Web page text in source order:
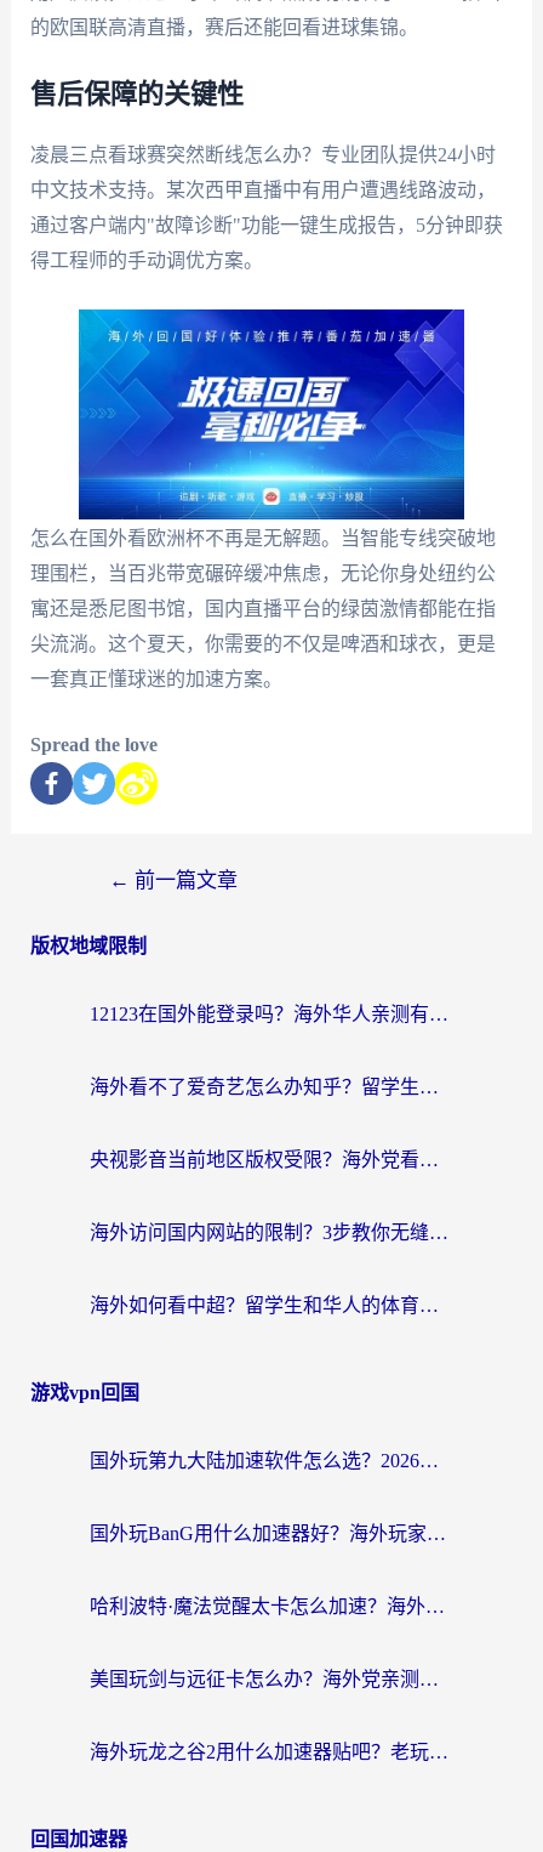
的欧国联高清直播，赛后还能回看进球集锦。
售后保障的关键性
凌晨三点看球赛突然断线怎么办？专业团队提供24小时
中文技术支持。某次西甲直播中有用户遭遇线路波动，
通过客户端内"故障诊断"功能一键生成报告，5分钟即获
得工程师的手动调优方案。
怎么在国外看欧洲杯不再是无解题。当智能专线突破地
理围栏，当百兆带宽碾碎缓冲焦虑，无论你身处纽约公
寓还是悉尼图书馆，国内直播平台的绿茵激情都能在指
尖流淌。这个夏天，你需要的不仅是啤酒和球衣，更是
一套真正懂球迷的加速方案。
Spread the love
← 前一篇文章
版权地域限制
12123在国外能登录吗？海外华人亲测有效的回国加速器选择指南
海外看不了爱奇艺怎么办知乎？留学生亲测有效的回国加速方案
央视影音当前地区版权受限？海外党看国内剧、追电视台的终极解决方案
海外访问国内网站的限制？3步教你无缝解锁国内资源（附实测最优工具）
海外如何看中超？留学生和华人的体育赛事观看终极指南（附欧洲杯奥运会观看技巧）
游戏vpn回国
国外玩第九大陆加速软件怎么选？2026终极指南帮你告别延迟卡顿
国外玩BanG用什么加速器好？海外玩家亲测的国服游戏加速终极方案
哈利波特·魔法觉醒太卡怎么加速？海外党亲测有效的国服游戏加速指南
美国玩剑与远征卡怎么办？海外党亲测有效的国服游戏加速指南
海外玩龙之谷2用什么加速器贴吧？老玩家实测推荐，附新加坡猎魂觉醒国外剑与远征加速攻略
回国加速器